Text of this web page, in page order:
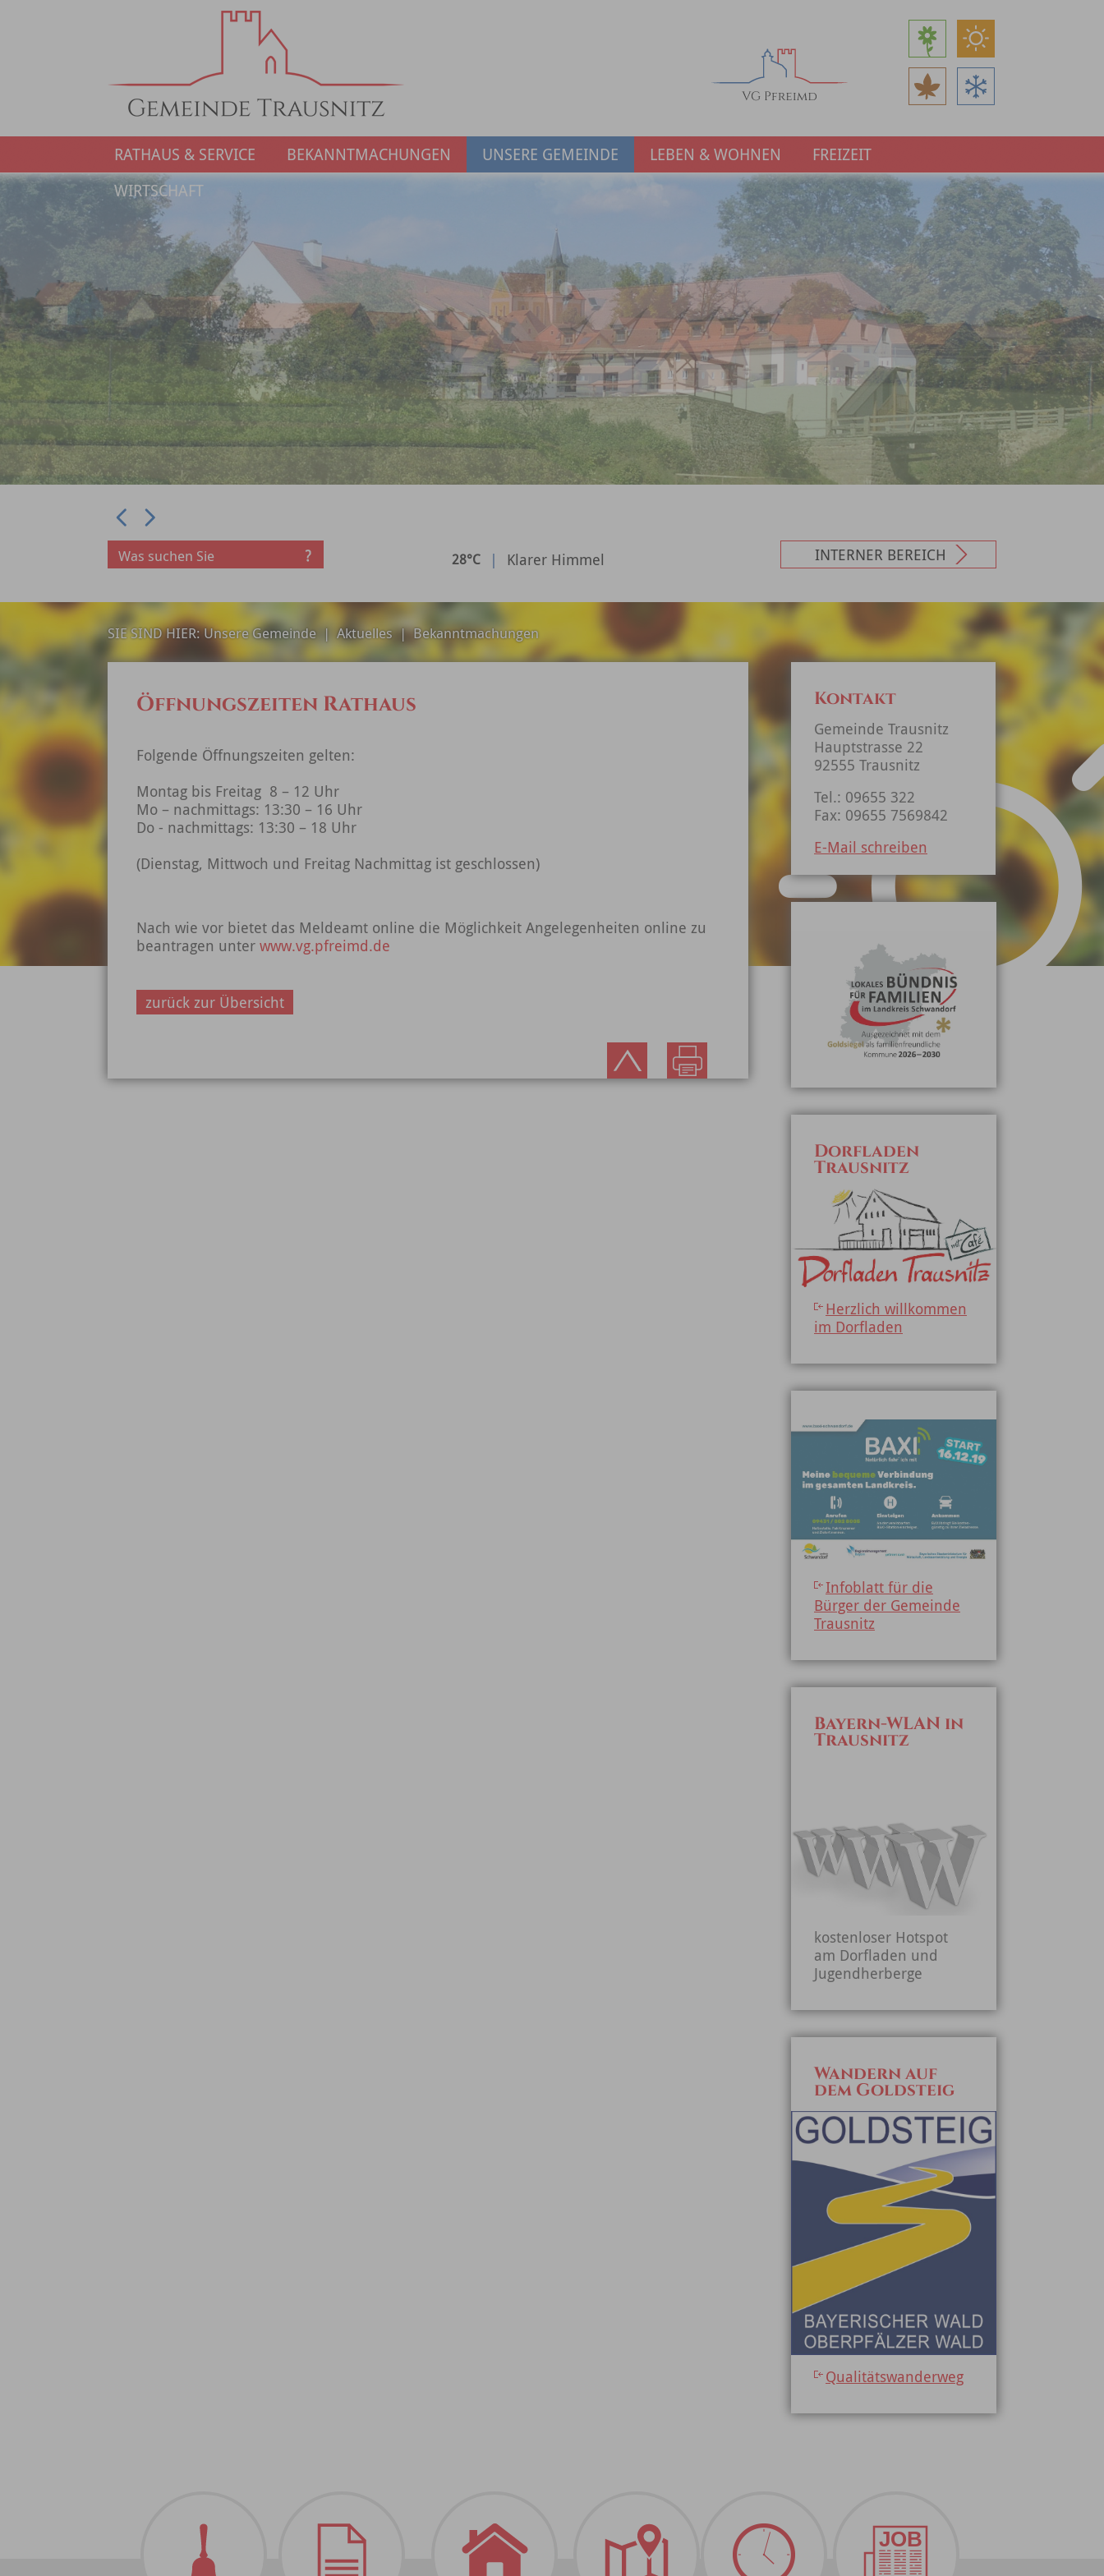
RATHAUS & SERVICE BEKANNTMACHUNGEN UNSERE GEMEINDE LEBEN & WOHNEN
FREIZEIT
WIRTSCHAFT
Prev
28°C | Klarer Himmel INTERNER BEREICH
SIE SIND HIER:Unsere Gemeinde | Aktuelles|Bekanntmachungen
Öffnungszeiten Rathaus
Folgende Öffnungszeiten gelten:
Montag bis Freitag 8 – 12 Uhr
Mo – nachmittags: 13:30 – 16 Uhr
Do - nachmittags: 13:30 – 18 Uhr
(Dienstag, Mittwoch und Freitag Nachmittag ist geschlossen)
Nach wie vor bietet das Meldeamt online die Möglichkeit Angelegenheiten online zu
beantragen unter www.vg.pfreimd.de
zurück zur Übersicht
Kontakt
Gemeinde Trausnitz
Hauptstrasse 22
92555 Trausnitz
Tel.: 09655 322
Fax: 09655 7569842
E-Mail schreiben
Dorfladen
Trausnitz
Herzlich willkommen
im Dorfladen
Infoblatt für die
Bürger der Gemeinde
Trausnitz
Bayern-WLAN in
Trausnitz
kostenloser Hotspot
am Dorfladen und
Jugendherberge
Wandern auf
dem Goldsteig
Qualitätswanderweg